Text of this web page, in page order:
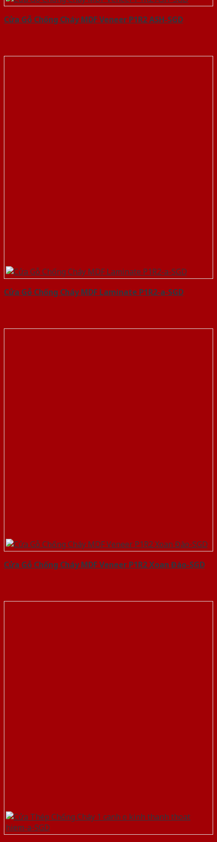
Cửa Gỗ Chống Cháy MDF Veneer P1R2 ASH-SGD
Cửa Gỗ Chống Cháy MDF Laminate P1R2-a-SGD
Cửa Gỗ Chống Cháy MDF Veneer P1R2 Xoan Đào-SGD